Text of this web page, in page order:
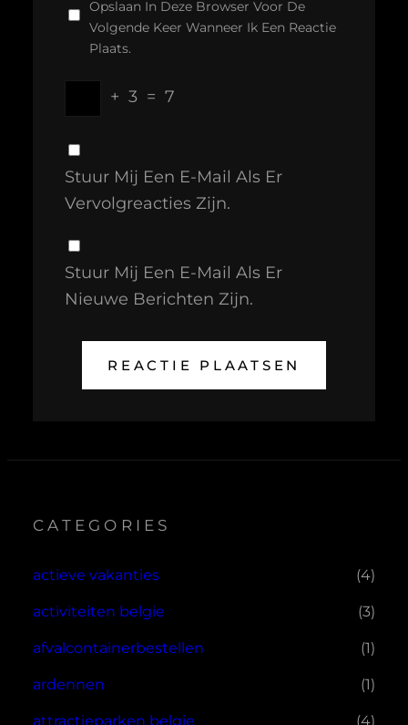
Opslaan In Deze Browser Voor De
Volgende Keer Wanneer Ik Een Reactie
Plaats.
+ 3 = 7
Stuur Mij Een E-Mail Als Er
Vervolgreacties Zijn.
Stuur Mij Een E-Mail Als Er
Nieuwe Berichten Zijn.
CATEGORIES
actieve vakanties (4)
activiteiten belgie (3)
afvalcontainerbestellen (1)
ardennen (1)
attractieparken belgie (4)